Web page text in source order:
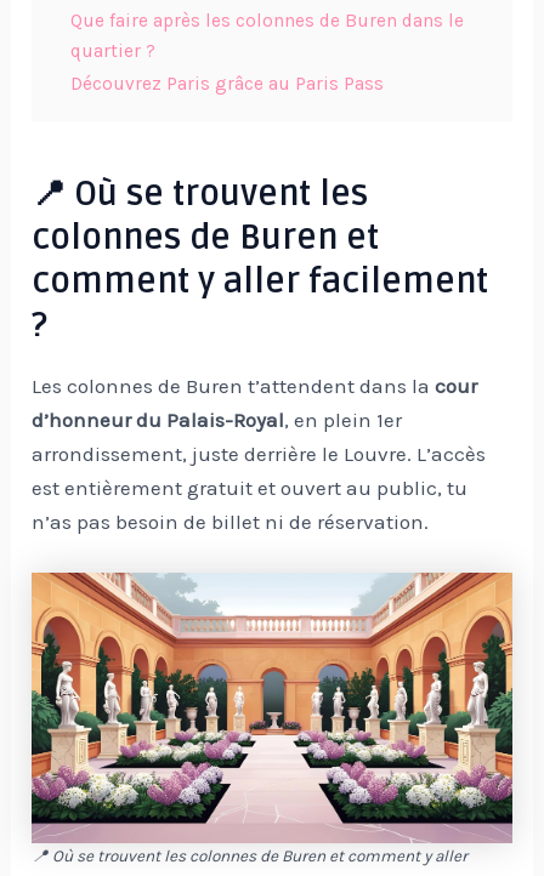
Que faire après les colonnes de Buren dans le
quartier ?
Découvrez Paris grâce au Paris Pass
📍 Où se trouvent les
colonnes de Buren et
comment y aller facilement
?
Les colonnes de Buren t’attendent dans lacour
d’honneur du Palais-Royal, en plein 1er
arrondissement, juste derrière le Louvre. L’accès
est entièrement gratuit et ouvert au public, tu
n’as pas besoin de billet ni de réservation.
📍 Où se trouvent les colonnes de Buren et comment y aller